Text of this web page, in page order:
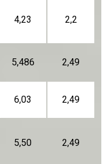
4,23 2,2
5,486 2,49
6,03 2,49
5,50 2,49